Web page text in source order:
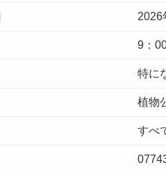
2026
9：
特に
植物
すべ